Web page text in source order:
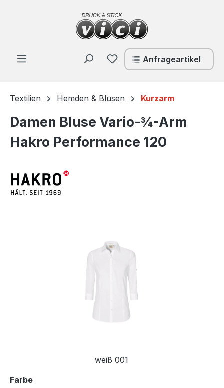
Zum Hauptinhalt springen
Du hast 0 Produkte auf
Anfrageartikel
Textilien Hemden & Blusen Kurzarm
Damen Bluse Vario-¾-Arm
Hakro Performance 120
weiß 001
Farbeauswählen